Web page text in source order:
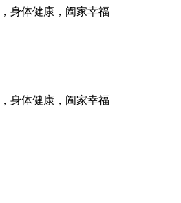
身体健康，阖家幸福
身体健康，阖家幸福